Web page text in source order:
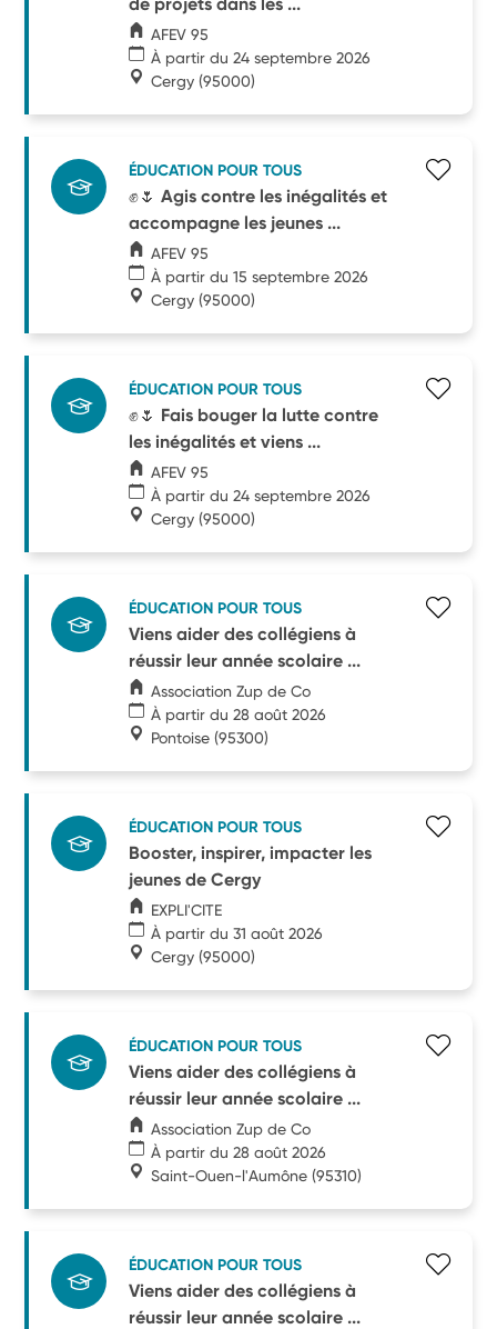
AFEV 95
À partir du 24 septembre 2026
Cergy (95000)
ÉDUCATION POUR TOUS
✊🌷 Agis contre les inégalités et
accompagne les jeunes ...
AFEV 95
À partir du 15 septembre 2026
Cergy (95000)
ÉDUCATION POUR TOUS
✊🌷 Fais bouger la lutte contre
les inégalités et viens ...
AFEV 95
À partir du 24 septembre 2026
Cergy (95000)
ÉDUCATION POUR TOUS
Viens aider des collégiens à
réussir leur année scolaire ...
Association Zup de Co
À partir du 28 août 2026
Pontoise (95300)
ÉDUCATION POUR TOUS
Booster, inspirer, impacter les
jeunes de Cergy
EXPLI'CITE
À partir du 31 août 2026
Cergy (95000)
ÉDUCATION POUR TOUS
Viens aider des collégiens à
réussir leur année scolaire ...
Association Zup de Co
À partir du 28 août 2026
Saint-Ouen-l'Aumône (95310)
ÉDUCATION POUR TOUS
Viens aider des collégiens à
réussir leur année scolaire ...